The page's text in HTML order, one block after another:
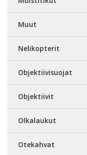
Muut
Nelikopterit
Objektiivisuojat
Objektiivit
Olkalaukut
Otekahvat